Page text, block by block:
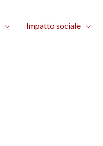
Impatto sociale